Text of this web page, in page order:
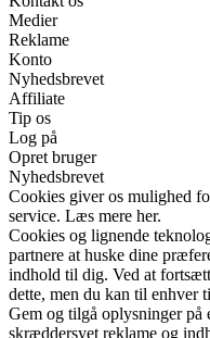
Medier
Reklame
Konto
Nyhedsbrevet
Affiliate
Tip os
Log på
Opret bruger
Nyhedsbrevet
Cookies giver os mulighed
service. Læs mere her.
Cookies og lignende
partnere at huske dine
indhold til dig. Ved at
dette, men du kan til enhver
Gem og tilgå oplysninger
skræddersyet reklame og